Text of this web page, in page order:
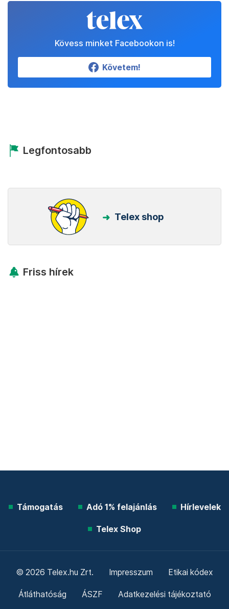
Kövess minket Facebookon is!
Követem!
Legfontosabb
Telex shop
Friss hírek
Támogatás Adó 1% felajánlás Hírlevelek
Telex Shop
© 2026 Telex.hu Zrt. Impresszum Etikai kódex
Átláthatóság ÁSZF Adatkezelési tájékoztató